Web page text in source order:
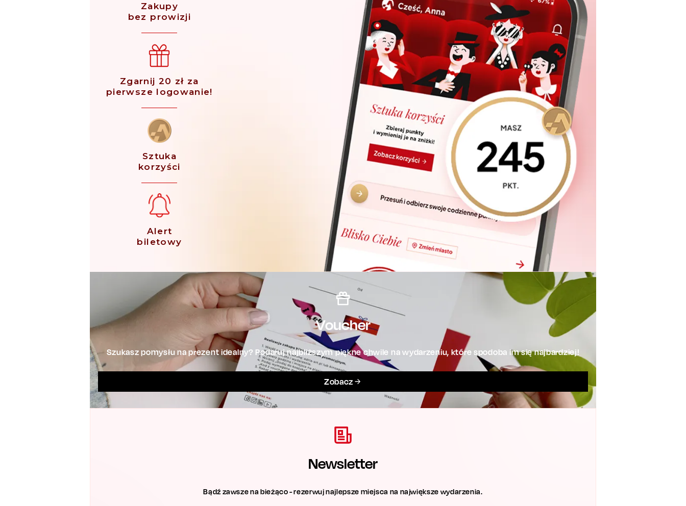
Zakupy
bez prowizji
Zgarnij 20 zł za
pierwsze logowanie!
Sztuka
korzyści
Alert
biletowy
Voucher
Szukasz pomysłu na prezent idealny? Podaruj najbliższym piękne chwile na wydarzeniu, które spodoba im się najbardziej!
Zobacz
Newsletter
Bądź zawsze na bieżąco - rezerwuj najlepsze miejsca na największe wydarzenia.